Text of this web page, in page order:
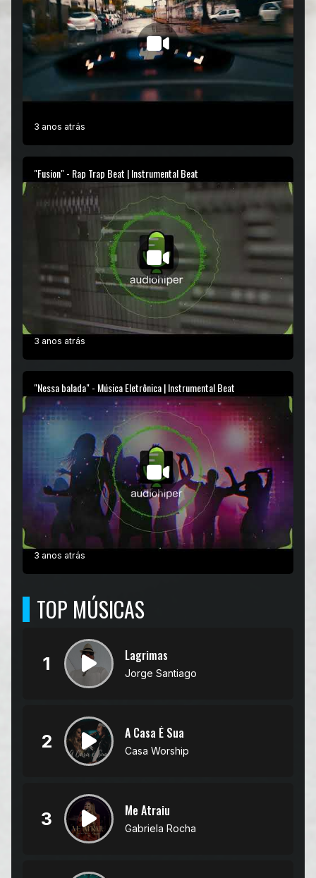
3 anos atrás
"Fusion" - Rap Trap Beat | Instrumental Beat
3 anos atrás
"Nessa balada" - Música Eletrônica | Instrumental Beat
3 anos atrás
TOP MÚSICAS
1 Lagrimas
Jorge Santiago
2 A Casa É Sua
Casa Worship
3 Me Atraiu
Gabriela Rocha